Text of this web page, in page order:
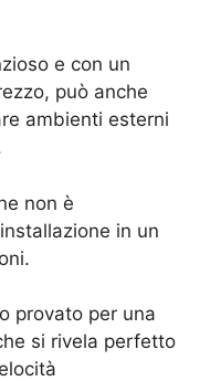
e con un
può anche
ambienti esterni
non è
in un
provato per una
si rivela perfetto